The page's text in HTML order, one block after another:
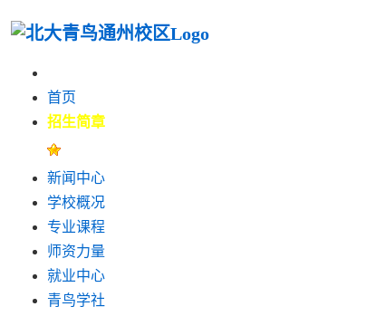
首页
招生简章
新闻中心
学校概况
专业课程
师资力量
就业中心
青鸟学社